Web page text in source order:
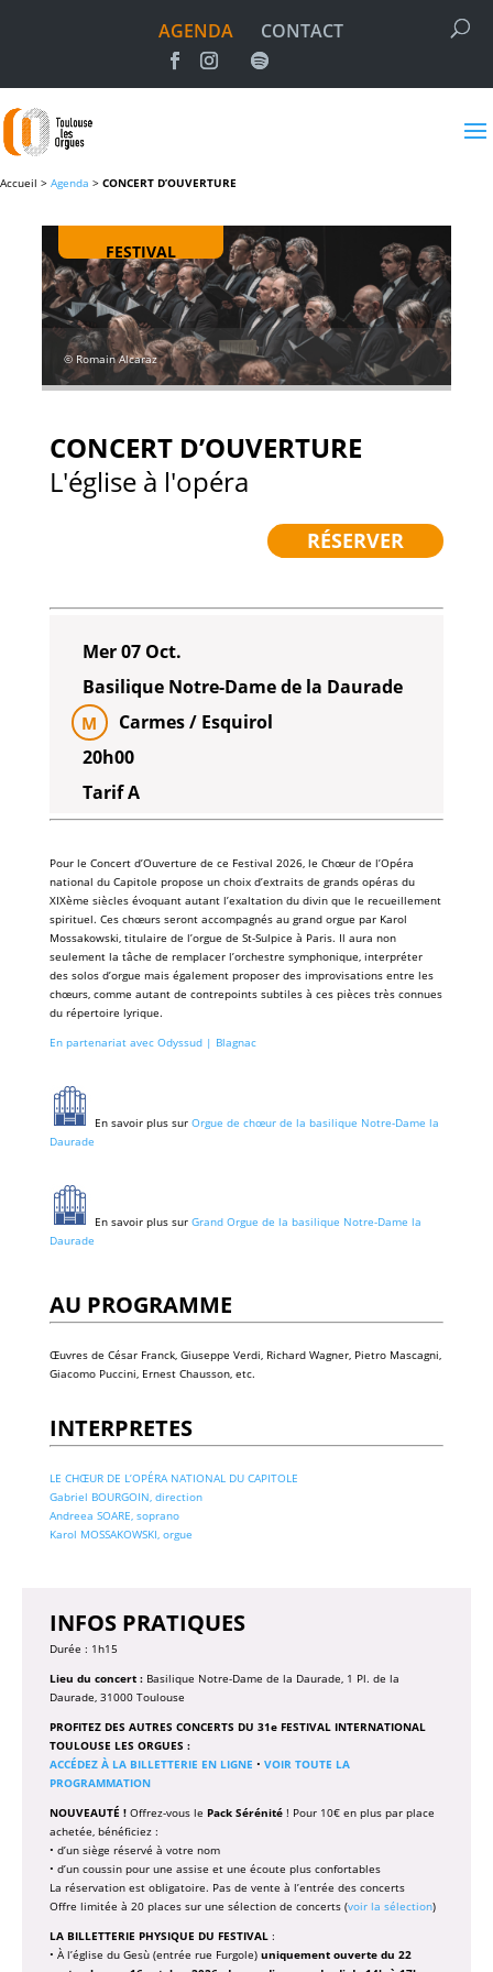
AGENDA CONTACT
Accueil > Agenda > CONCERT D’OUVERTURE
FESTIVAL
© Romain Alcaraz
CONCERT D’OUVERTURE
L'église à l'opéra
RÉSERVER
Mer 07 Oct.
Basilique Notre-Dame de la Daurade
M
Carmes / Esquirol
20h00
Tarif A
Pour le Concert d’Ouverture de ce Festival 2026, le Chœur de l’Opéra
national du Capitole propose un choix d’extraits de grands opéras du
XIXème siècles évoquant autant l’exaltation du divin que le recueillement
spirituel. Ces chœurs seront accompagnés au grand orgue par Karol
Mossakowski, titulaire de l’orgue de St-Sulpice à Paris. Il aura non
seulement la tâche de remplacer l’orchestre symphonique, interpréter
des solos d’orgue mais également proposer des improvisations entre les
chœurs, comme autant de contrepoints subtiles à ces pièces très connues
du répertoire lyrique.
En partenariat avec Odyssud | Blagnac
En savoir plus sur Orgue de chœur de la basilique Notre-Dame la
Daurade
En savoir plus sur Grand Orgue de la basilique Notre-Dame la
Daurade
AU PROGRAMME
Œuvres de César Franck, Giuseppe Verdi, Richard Wagner, Pietro Mascagni,
Giacomo Puccini, Ernest Chausson, etc.
INTERPRETES
LE CHŒUR DE L’OPÉRA NATIONAL DU CAPITOLE
Gabriel BOURGOIN, direction
Andreea SOARE, soprano
Karol MOSSAKOWSKI, orgue
INFOS PRATIQUES
Durée : 1h15
Lieu du concert :Basilique Notre-Dame de la Daurade, 1 Pl. de la
Daurade, 31000 Toulouse
PROFITEZ DES AUTRES CONCERTS DU 31e FESTIVAL INTERNATIONAL
TOULOUSE LES ORGUES :
ACCÉDEZ À LA BILLETTERIE EN LIGNE • VOIR TOUTE LA
PROGRAMMATION
NOUVEAUTÉ !Offrez-vous le Pack Sérénité! Pour 10€ en plus par place
achetée, bénéficiez :
• d’un siège réservé à votre nom
• d’un coussin pour une assise et une écoute plus confortables
La réservation est obligatoire. Pas de vente à l’entrée des concerts
Offre limitée à 20 places sur une sélection de concerts (voir la sélection)
LA BILLETTERIE PHYSIQUE DU FESTIVAL:
• À l’église du Gesù (entrée rue Furgole) uniquement ouverte du 22